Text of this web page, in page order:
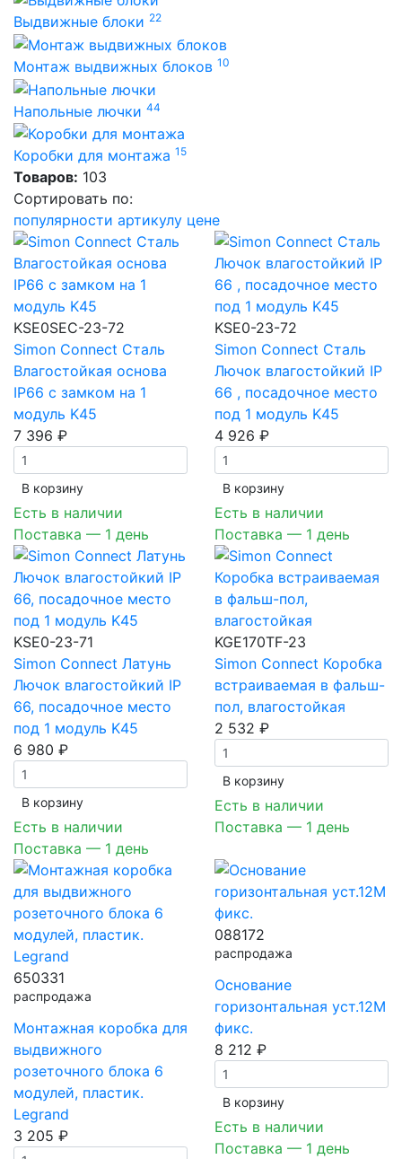
Выдвижные блоки 22
Монтаж выдвижных блоков 10
Напольные лючки 44
Коробки для монтажа 15
Товаров: 103
Сортировать по:
популярности артикулу цене
KSE0SEC-23-72
Simon Connect Сталь
Влагостойкая основа
IP66 с замком на 1
модуль K45
7 396 ₽
В корзинy
Есть в наличии
Поставка — 1 день
KSE0-23-72
Simon Connect Сталь
Лючок влагостойкий IP
66 , посадочное место
под 1 модуль K45
4 926 ₽
В корзинy
Есть в наличии
Поставка — 1 день
KSE0-23-71
Simon Connect Латунь
Лючок влагостойкий IP
66, посадочное место
под 1 модуль K45
6 980 ₽
В корзинy
Есть в наличии
Поставка — 1 день
KGE170TF-23
Simon Connect Коробка
встраиваемая в фальш-
пол, влагостойкая
2 532 ₽
В корзинy
Есть в наличии
Поставка — 1 день
650331
распродажа
Монтажная коробка для
выдвижного
розеточного блока 6
модулей, пластик.
Legrand
3 205 ₽
088172
распродажа
Основание
горизонтальная уст.12М
фикс.
8 212 ₽
В корзинy
Есть в наличии
Поставка — 1 день